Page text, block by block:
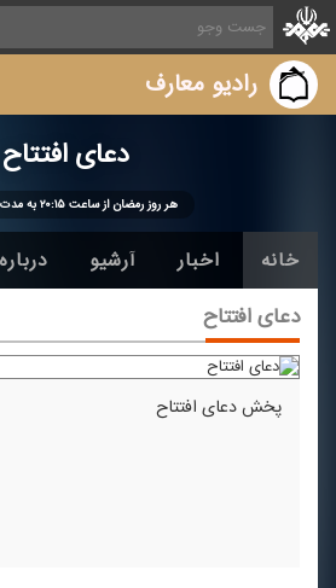
رادیو معارف
دعای افتتاح
هر روز رمضان از ساعت ۲۰:۱۵ به مدت ۳۰ دقیقه
خانه اخبار آرشیو
دعای افتتاح
پخش دعای افتتاح